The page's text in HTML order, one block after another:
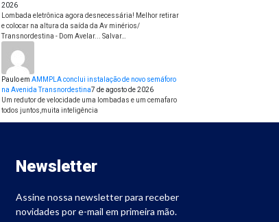
2026
Lombada eletrônica agora desnecessária! Melhor retirar
e colocar na altura da saída da Av minérios/
Transnordestina - Dom Avelar... Salvar…
Pauloem AMMPLA conclui instalação de novo semáforo
na Avenida Transnordestina7 de agosto de 2026
Um redutor de velocidade uma lombadas e um cemafaro
todos juntos,muita inteligência
Newsletter
Assine nossa newsletter para receber
novidades por e-mail em primeira mão.